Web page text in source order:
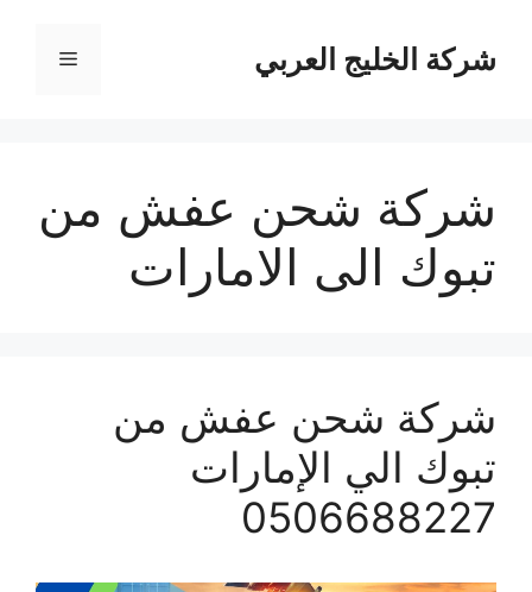
المحتوىشركة الخليج العربي القائمة
شركة شحن عفش من
تبوك الى الامارات
شركة شحن عفش من
تبوك الي الإمارات
0506688227